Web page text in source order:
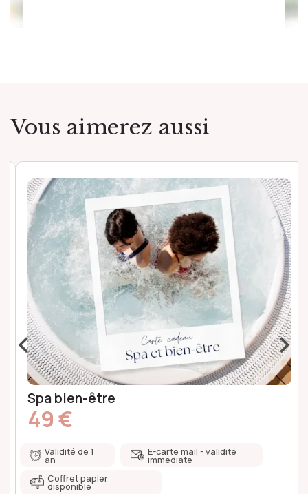
Vous aimerez aussi
Spa bien-être
49 €
Validité de 1
an
E-carte mail - validité
immédiate
Coffret papier
disponible
‹ ›